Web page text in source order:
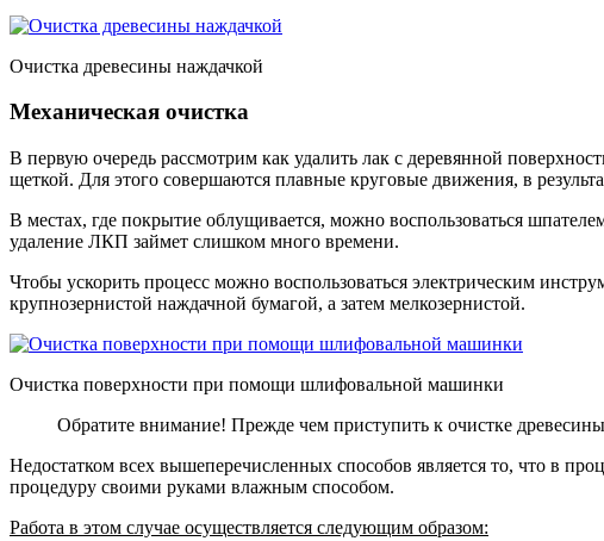
Очистка древесины наждачкой
Механическая очистка
В первую очередь рассмотрим как удалить лак с деревянной
щеткой. Для этого совершаются плавные круговые движения, в
В местах, где покрытие облущивается, можно воспользоваться
удаление ЛКП займет слишком много времени.
Чтобы ускорить процесс можно воспользоваться электрическим
крупнозернистой наждачной бумагой, а затем мелкозернистой.
Очистка поверхности при помощи шлифовальной машинки
Обратите внимание! Прежде чем приступить к очистке
Недостатком всех вышеперечисленных способов является то, что в
процедуру своими руками влажным способом.
Работа в этом случае осуществляется следующим образом: